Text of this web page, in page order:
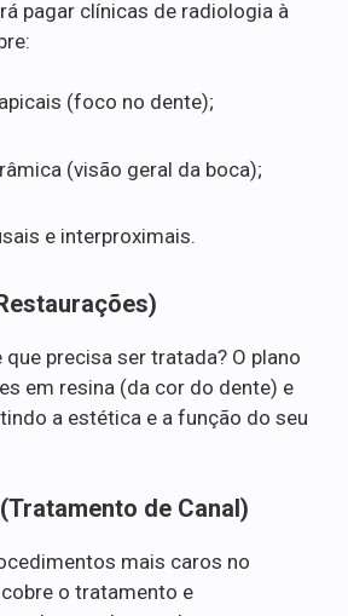
pagar clínicas de radiologia à
(foco no dente);
(visão geral da boca);
e interproximais.
que precisa ser tratada? O plano
em resina (da cor do dente) e
a estética e a função do seu
de Canal)
mais caros no
o tratamento e